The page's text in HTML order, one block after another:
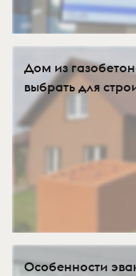
Дом из
выбрать для
Особенности